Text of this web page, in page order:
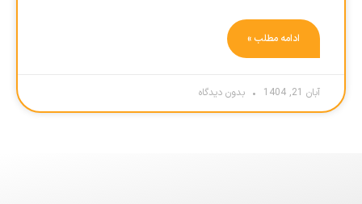
ادامه مطلب »
آبان 21, 1404 بدون دیدگاه